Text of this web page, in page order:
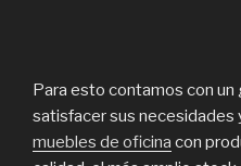
Para esto contamos con un
satisfacer sus necesidades
muebles de oficina con